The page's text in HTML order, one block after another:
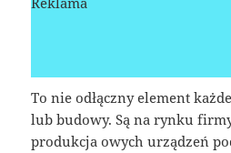
To nie odłączny element
lub budowy. Są na rynku
produkcja owych urządzeń